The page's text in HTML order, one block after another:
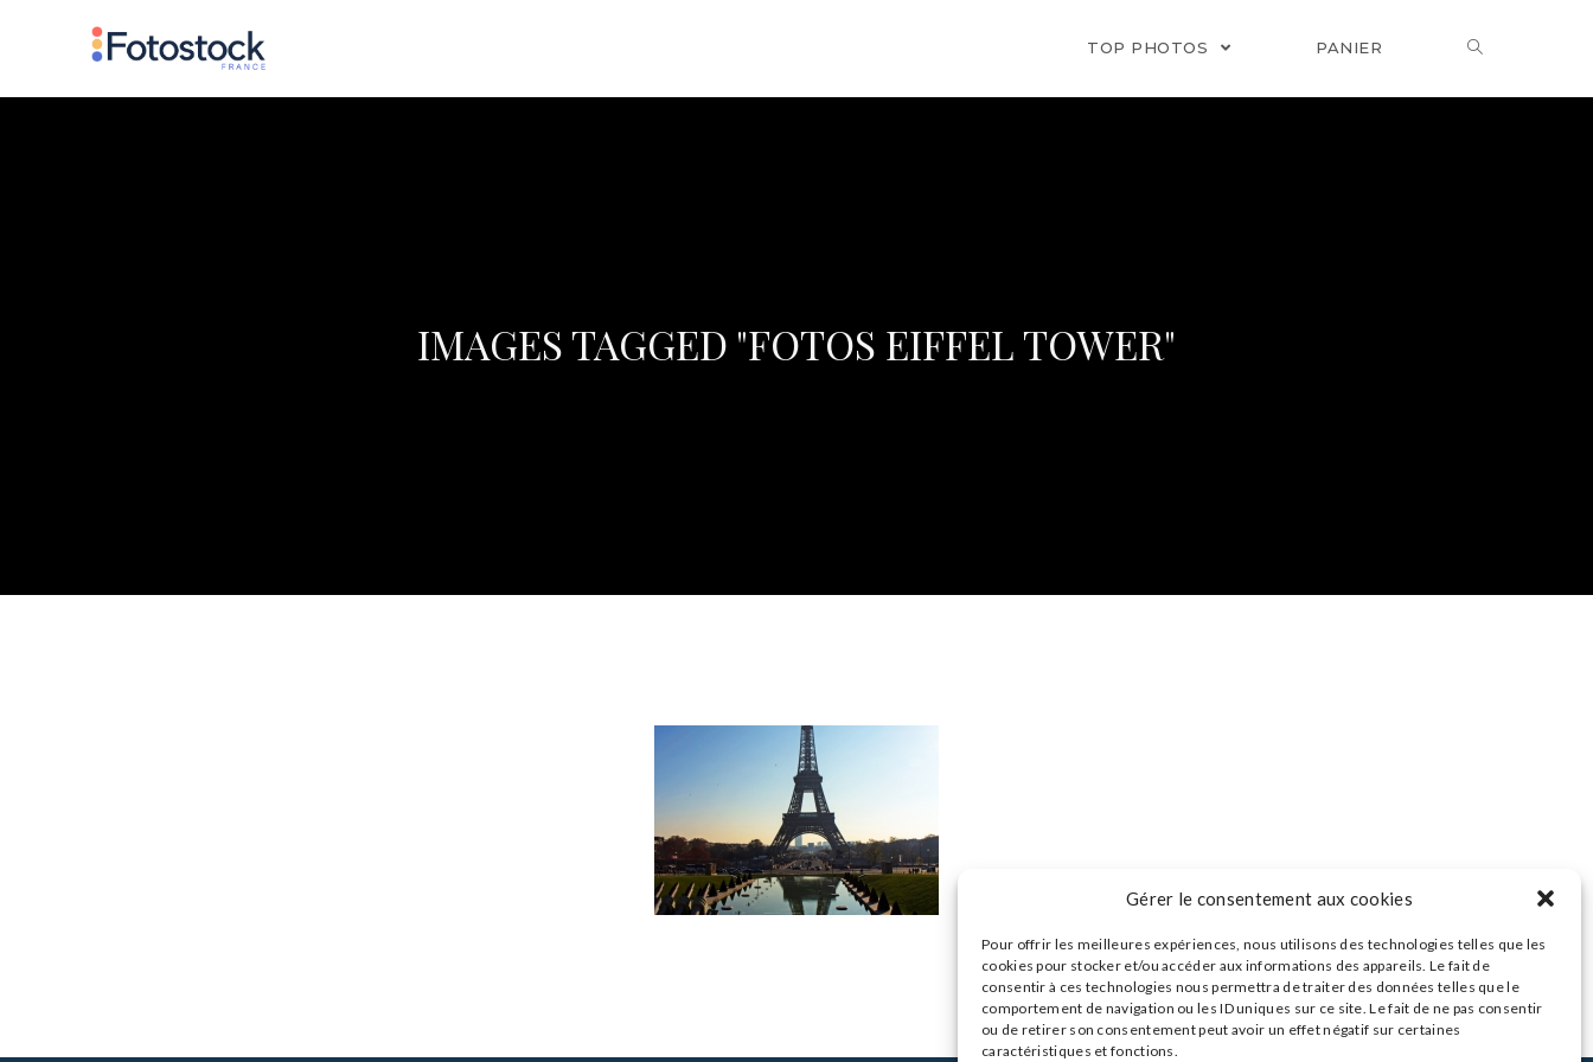
Gérer le consentement aux cookies
Pour offrir les meilleures expériences, nous utilisons des technologies telles que les
cookies pour stocker et/ou accéder aux informations des appareils. Le fait de
consentir à ces technologies nous permettra de traiter des données telles que le
comportement de navigation ou les ID uniques sur ce site. Le fait de ne pas consentir
ou de retirer son consentement peut avoir un effet négatif sur certaines
caractéristiques et fonctions.
TOP PHOTOS PANIER
IMAGES TAGGED "FOTOS EIFFEL TOWER"